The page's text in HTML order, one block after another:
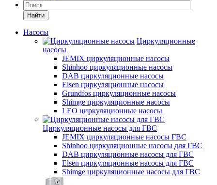
Найти
Насосы
Циркуляционные
насосы
JEMIX циркуляционные насосы
Shinhoo циркуляционные насосы
DAB циркуляционные насосы
Elsen циркуляционные насосы
Grundfos циркуляционные насосы
Shimge циркуляционные насосы
LEO циркуляционные насосы
Циркуляционные насосы для ГВС
JEMIX циркуляционные насосы ГВС
Shinhoo циркуляционные насосы для ГВС
DAB циркуляционные насосы для ГВС
Elsen циркуляционные насосы для ГВС
Shimge циркуляционные насосы для ГВС